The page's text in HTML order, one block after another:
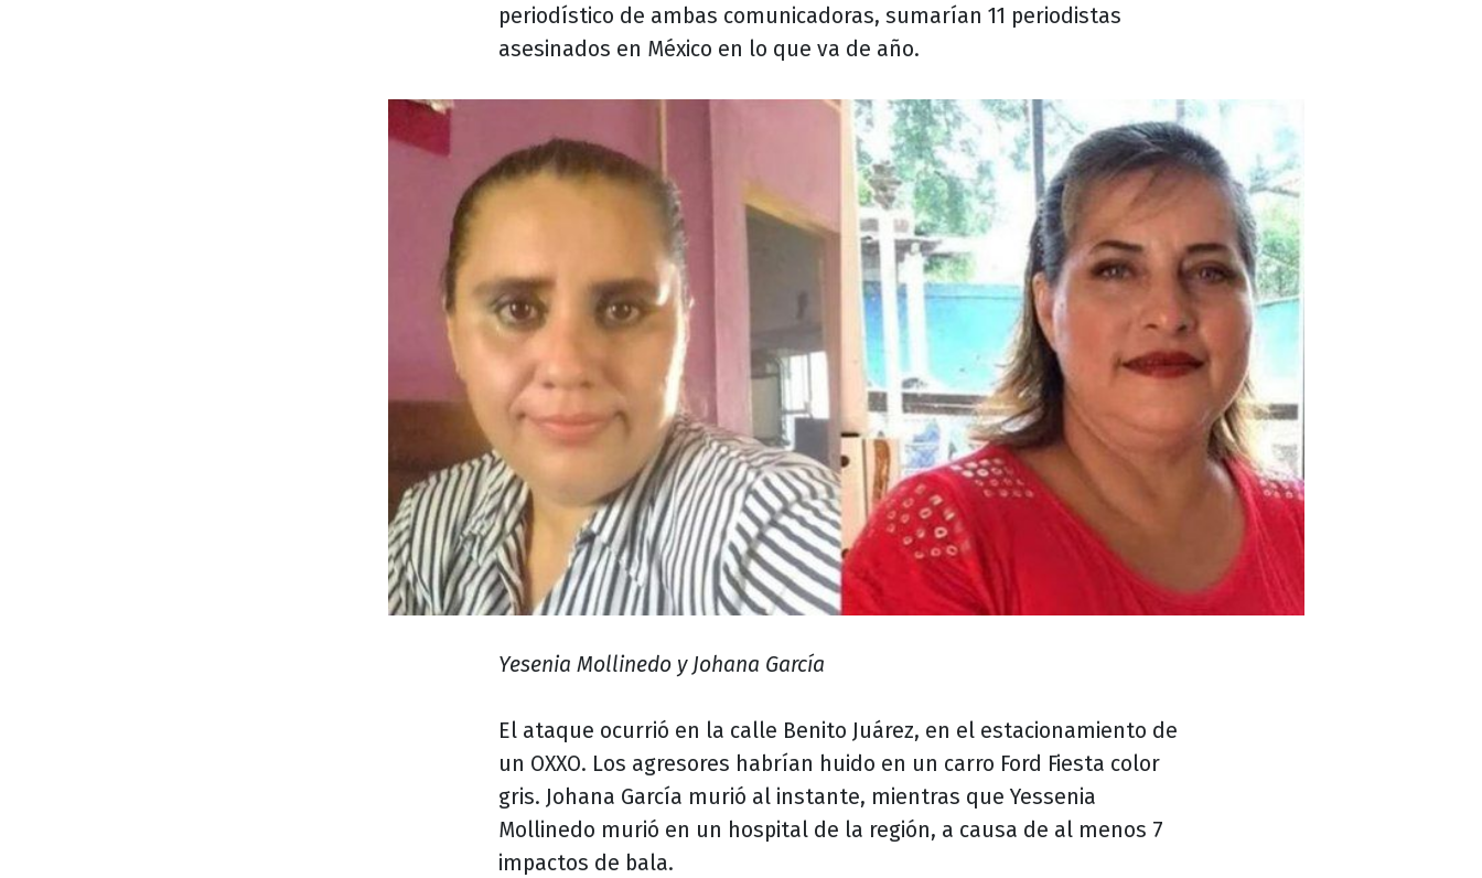
periodístico de ambas comunicadoras, sumarían 11 periodistas
asesinados en México en lo que va de año.
Yesenia Mollinedo y Johana García
El ataque ocurrió en la calle Benito Juárez, en el estacionamiento de
un OXXO. Los agresores habrían huido en un carro Ford Fiesta color
gris. Johana García murió al instante, mientras que Yessenia
Mollinedo murió en un hospital de la región, a causa de al menos 7
impactos de bala.